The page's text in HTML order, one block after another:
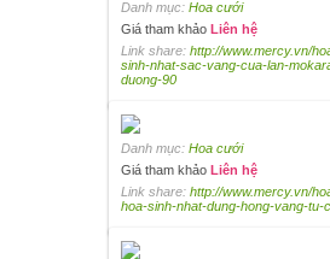
Danh mục: Hoa cưới
Giá tham khảo Liên hệ
Link share: http://www.mercy.vn/
sinh-nhat-sac-vang-cua-lan-
duong-90
Danh mục: Hoa cưới
Giá tham khảo Liên hệ
Link share: http://www.mercy.vn/
hoa-sinh-nhat-dung-hong-vang-tu-